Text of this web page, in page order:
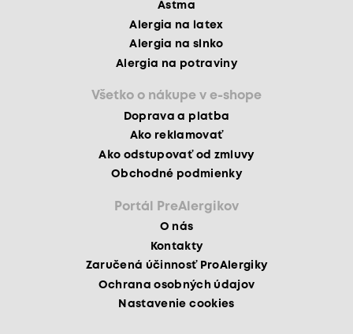
Astma
Alergia na latex
Alergia na slnko
Alergia na potraviny
Všetko o nákupe v e-shope
Doprava a platba
Ako reklamovať
Ako odstupovať od zmluvy
Obchodné podmienky
Portál PreAlergikov
O nás
Kontakty
Zaručená účinnosť ProAlergiky
Ochrana osobných údajov
Nastavenie cookies